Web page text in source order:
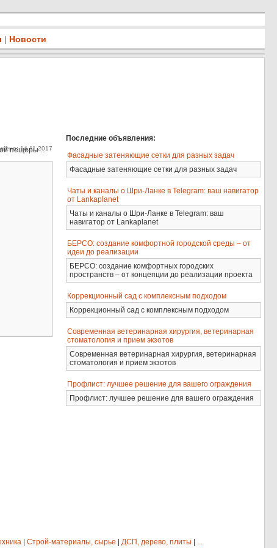
| Новости
пещеры ...
14.11.2017
Последние объявления:
Фасадные затеняющие сетки для разных задач
Фасадные затеняющие сетки для разных задач
Чаты и каналы о Шри-Ланке в Telegram: ваш навигатор
от Lankaplanet
Чаты и каналы о Шри-Ланке в Telegram: ваш
навигатор от Lankaplanet
БЕРСО: создание комфортной городской среды – от
идеи до реализации
БЕРСО: создание комфортных городских
пространств – от концепции до реализации проекта
Коррекционный сад с комплексным подходом
Коррекционный сад с комплексным подходом
Современная ветеринарная хирургия, ветеринарная
стоматология и прием экзотов
Современная ветеринарная хирургия, ветеринарная
стоматология и прием экзотов
Профлист: лучшее решение для вашего ограждения
Профлист: лучшее решение для вашего ограждения
Строй-материалы, сырье ДСП, дерево, плиты ...